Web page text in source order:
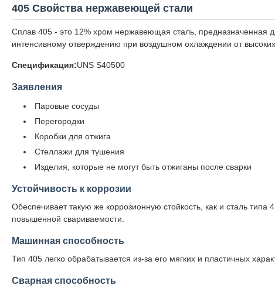
405 Свойства нержавеющей стали
Сплав 405 - это 12% хром нержавеющая сталь, предназначенная
интенсивному отверждению при воздушном охлаждении от
Спецификация:UNS S40500
Заявления
Паровые сосуды
Перегородки
Коробки для отжига
Стеллажи для тушения
Изделия, которые не могут быть отжиганы после сварки
Устойчивость к коррозии
Обеспечивает такую же коррозионную стойкость, как и сталь
повышенной свариваемости.
Машинная способность
Тип 405 легко обрабатывается из-за его мягких и пластичных
Сварная способность